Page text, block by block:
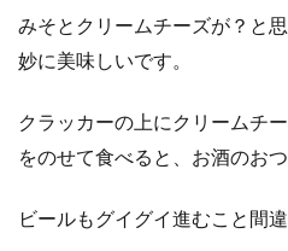
みそとクリームチーズが？と
妙に美味しいです。
クラッカーの上にクリームチ
をのせて食べると、お酒のお
ビールもグイグイ進むこと間違